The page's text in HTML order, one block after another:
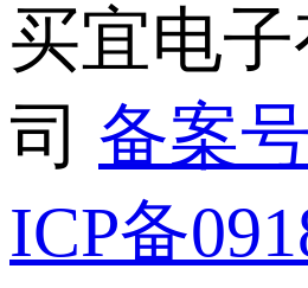
买宜电
司 备案
ICP备